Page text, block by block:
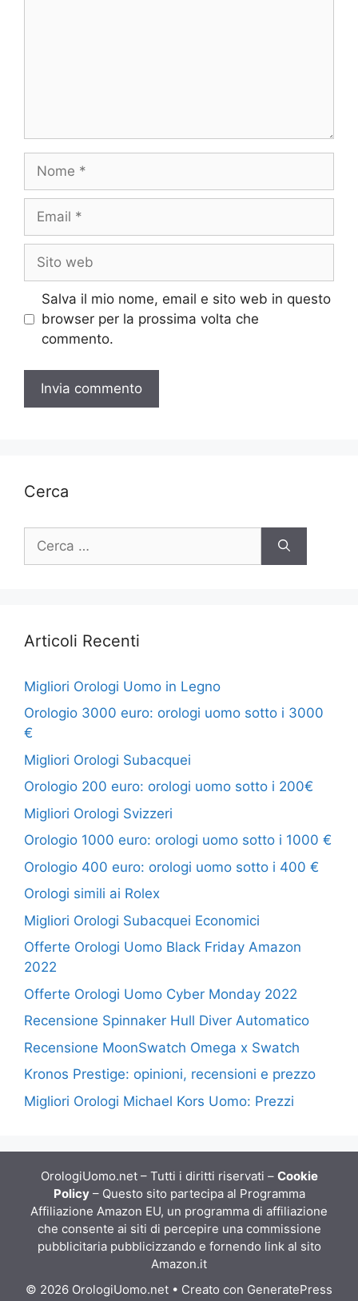
Nome
Email
Sito
web
Salva il mio nome, email e sito web in questo
browser per la prossima volta che
commento.
Cerca
per:
Articoli Recenti
Migliori Orologi Uomo in Legno
Orologio 3000 euro: orologi uomo sotto i 3000
€
Migliori Orologi Subacquei
Orologio 200 euro: orologi uomo sotto i 200€
Migliori Orologi Svizzeri
Orologio 1000 euro: orologi uomo sotto i 1000 €
Orologio 400 euro: orologi uomo sotto i 400 €
Orologi simili ai Rolex
Migliori Orologi Subacquei Economici
Offerte Orologi Uomo Black Friday Amazon
2022
Offerte Orologi Uomo Cyber Monday 2022
Recensione Spinnaker Hull Diver Automatico
Recensione MoonSwatch Omega x Swatch
Kronos Prestige: opinioni, recensioni e prezzo
Migliori Orologi Michael Kors Uomo: Prezzi
OrologiUomo.net – Tutti i diritti riservati – Cookie
Policy– Questo sito partecipa al Programma
Affiliazione Amazon EU, un programma di affiliazione
che consente ai siti di percepire una commissione
pubblicitaria pubblicizzando e fornendo link al sito
Amazon.it
© 2026 OrologiUomo.net • Creato con GeneratePress